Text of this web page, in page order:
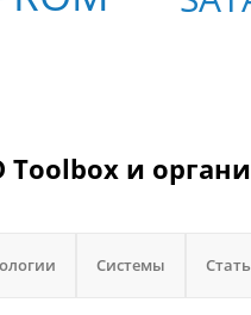
Toolbox и
Системы